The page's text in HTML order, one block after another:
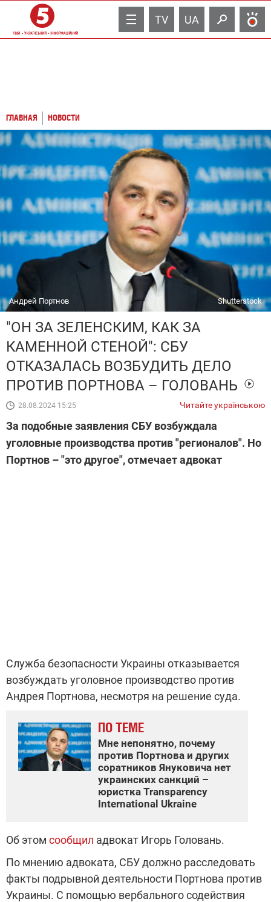
TV UA
ГЛАВНАЯ НОВОСТИ
Андрей Портнов Shutterstock
"ОН ЗА ЗЕЛЕНСКИМ, КАК ЗА
КАМЕННОЙ СТЕНОЙ": СБУ
ОТКАЗАЛАСЬ ВОЗБУДИТЬ ДЕЛО
ПРОТИВ ПОРТНОВА – ГОЛОВАНЬ
28.08.2024 15:25 Читайте українською
За подобные заявления СБУ возбуждала
уголовные производства против "регионалов". Но
Портнов – "это другое", отмечает адвокат
Служба безопасности Украины отказывается
возбуждать уголовное производство против
Андрея Портнова, несмотря на решение суда.
ПО ТЕМЕ
Мне непонятно, почему
против Портнова и других
соратников Януковича нет
украинских санкций –
юристка Transparency
International Ukraine
Об этом сообщил адвокат Игорь Головань.
По мнению адвоката, СБУ должно расследовать
факты подрывной деятельности Портнова против
Украины. С помощью вербального содействия